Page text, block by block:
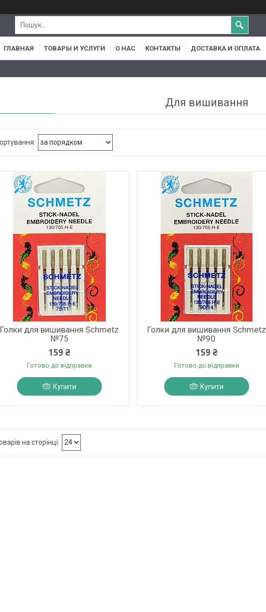
ГЛАВНАЯ ТОВАРЫ И УСЛУГИ О НАС КОНТАКТЫ ДОСТАВКА И ОПЛАТА
Для вишивання
Голки для вишивання Schmetz
№75
159 ₴
Готово до відправки
Купити
Голки для вишивання Schmetz
№90
159 ₴
Готово до відправки
Купити